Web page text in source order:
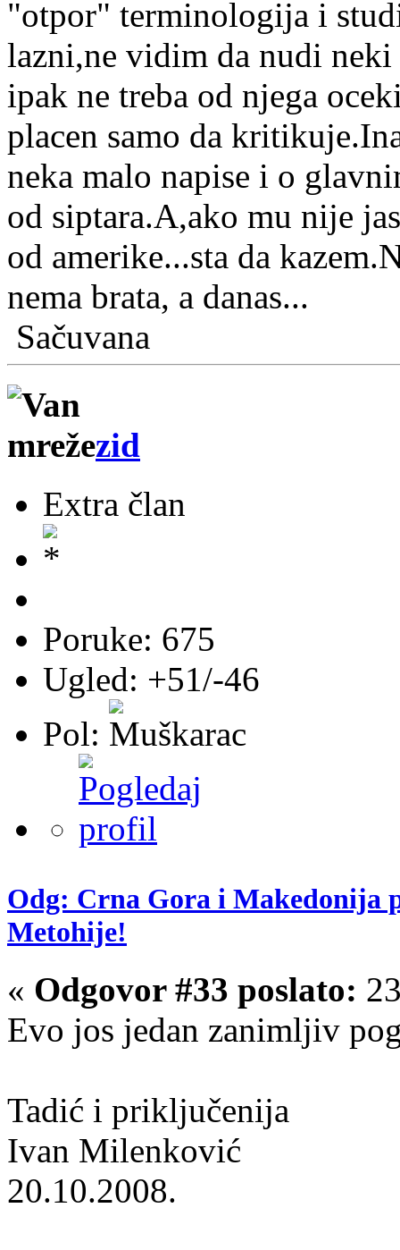
"otpor" terminologija i
lazni,ne vidim da nudi
ipak ne treba od njega
placen samo da
neka malo napise i o
od siptara.A,ako mu nije
od amerike...sta da
nema brata, a danas...
Sačuvana
zid
Extra član
Poruke: 675
Ugled: +51/-46
Pol:
Odg: Crna Gora i Makedonija
Metohije!
« Odgovor #33 poslato:
Evo jos jedan zanimljiv
Tadić i priključenija
Ivan Milenković
20.10.2008.